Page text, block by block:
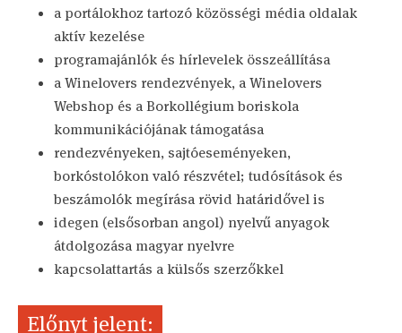
a portálokhoz tartozó közösségi média oldalak
aktív kezelése
programajánlók és hírlevelek összeállítása
a Winelovers rendezvények, a Winelovers
Webshop és a Borkollégium boriskola
kommunikációjának támogatása
rendezvényeken, sajtóeseményeken,
borkóstolókon való részvétel; tudósítások és
beszámolók megírása rövid határidővel is
idegen (elsősorban angol) nyelvű anyagok
átdolgozása magyar nyelvre
kapcsolattartás a külsős szerzőkkel
Előnyt jelent: